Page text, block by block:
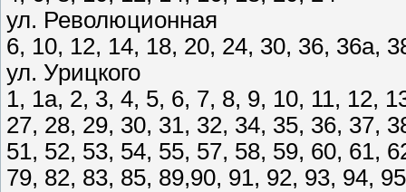
ул. Революционная
6, 10, 12, 14, 18, 20, 24, 30, 36, 36а,
ул. Урицкого
1, 1а, 2, 3, 4, 5, 6, 7, 8, 9, 10, 11, 12,
27, 28, 29, 30, 31, 32, 34, 35, 36, 37,
51, 52, 53, 54, 55, 57, 58, 59, 60, 61,
79, 82, 83, 85, 89,90, 91, 92, 93, 94,